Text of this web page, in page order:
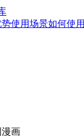
势使用场景如何使用
画